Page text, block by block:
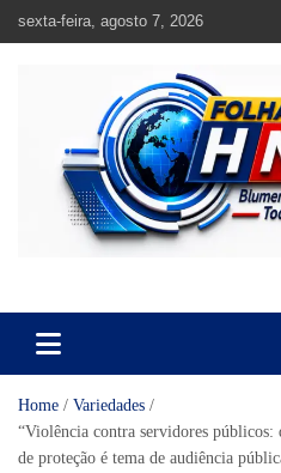
sexta-feira, agosto 7, 2026
Home
Variedades
“Violência contra servidores públicos:
de proteção é tema de audiência